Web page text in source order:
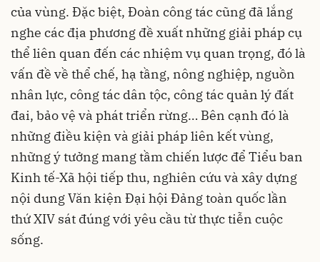
của vùng. Đặc biệt, Đoàn công tác cũng đã lắng
nghe các địa phương đề xuất những giải pháp cụ
thể liên quan đến các nhiệm vụ quan trọng, đó là
vấn đề về thể chế, hạ tầng, nông nghiệp, nguồn
nhân lực, công tác dân tộc, công tác quản lý đất
đai, bảo vệ và phát triển rừng… Bên cạnh đó là
những điều kiện và giải pháp liên kết vùng,
những ý tưởng mang tầm chiến lược để Tiểu ban
Kinh tế-Xã hội tiếp thu, nghiên cứu và xây dựng
nội dung Văn kiện Đại hội Đảng toàn quốc lần
thứ XIV sát đúng với yêu cầu từ thực tiễn cuộc
sống.